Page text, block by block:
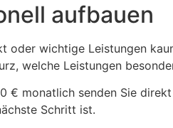
aufbauen
oder wichtige Leistungen
welche Leistungen
€ monatlich senden Sie
Schritt ist.